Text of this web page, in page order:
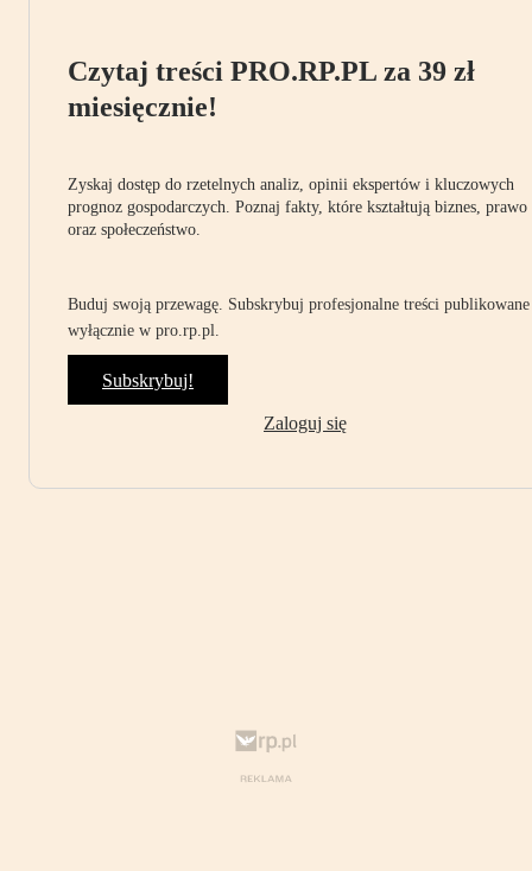
Czytaj treści PRO.RP.PL za 39 zł
miesięcznie!
Zyskaj dostęp do rzetelnych analiz, opinii ekspertów i kluczowych
prognoz gospodarczych. Poznaj fakty, które kształtują biznes, prawo
oraz społeczeństwo.
Buduj swoją przewagę. Subskrybuj profesjonalne treści publikowane
wyłącznie w pro.rp.pl.
Subskrybuj!
Zaloguj się